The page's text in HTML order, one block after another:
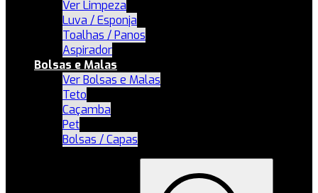
Ver Limpeza
Luva / Esponja
Toalhas / Panos
Aspirador
Bolsas e Malas
Ver Bolsas e Malas
Teto
Caçamba
Pet
Bolsas / Capas